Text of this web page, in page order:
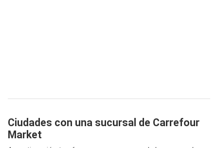
Ciudades con una sucursal de Carrefour
Market